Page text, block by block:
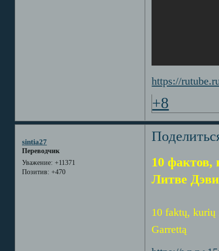
https://
+8
sintia27
Переводчик
Уважение: +11371
Позитив: +470
10
Литве
10 faktų, kurių
Garrettą